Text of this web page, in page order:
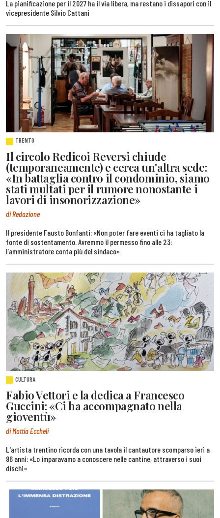
La pianificazione per il 2027 ha il via libera, ma restano i dissapori con il
vicepresidente Silvio Cattani
TRENTO
Il circolo Redicoi Reversi chiude
(temporaneamente) e cerca un'altra sede:
«In battaglia contro il condominio, siamo
stati multati per il rumore nonostante i
lavori di insonorizzazione»
di Redazione
Il presidente Fausto Bonfanti: «Non poter fare eventi ci ha tagliato la
fonte di sostentamento. Avremmo il permesso fino alle 23:
l'amministratore conta più del sindaco»
CULTURA
Fabio Vettori e la dedica a Francesco
Guccini: «Ci ha accompagnato nella
gioventù»
di Mattia Eccheli
L'artista trentino ricorda con una tavola il cantautore scomparso ieri a
86 anni: «Lo imparavamo a conoscere nelle cantine, attraverso i suoi
dischi»